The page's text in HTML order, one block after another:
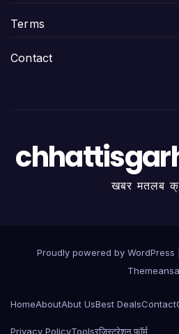
Terms
Contact
खबर मतलब
Proudly powered by WordPress
HomeAboutAbut UsBest DealsContact
Privacy PolicyToolsरजिस्ट्रेशन फॉर्म